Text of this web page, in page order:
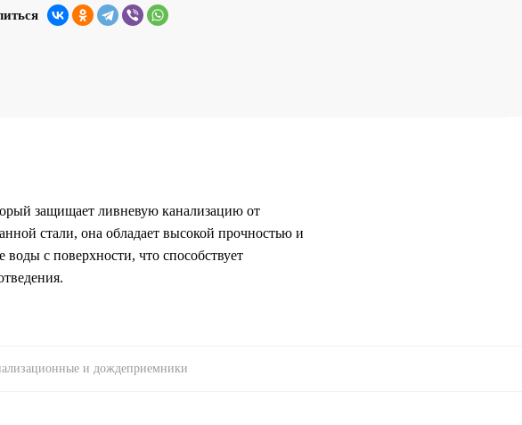
защищает ливневую канализацию от
стали, она обладает высокой прочностью и
с поверхности, что способствует
и дождеприемники